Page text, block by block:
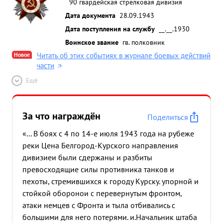
Дата документа 28.09.1943
Дата поступления на службу
__.__.1930
Воинское звание гв. полковник
Новое
Читать об этих событиях в журнале боевых действий
части
Ещё
За что награждён
Поделиться
«... В боях с 4 по 14-е июля 1943 года на рубеже
реки Цена Белгород-Курского направления
дивизиеи были сдержаны и разбиты
превосходящие силы противника танков и
пехоты, стремившихся к городу Курску. упорной и
стойкой оборонои с перевернутым фронтом,
атаки немцев с Фронта и тыла отбивались с
большими для него потерями. и.Начальник штаба